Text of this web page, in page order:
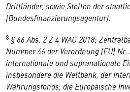
Drittländer, sowie Stellen der
(Bundesfinanzierungsagentur).
8 § 66 Abs. 2 Z 4 WAG 2018;
Nummer 46 der Verordnung (EU) Nr.
internationale und supranationale
insbesondere die Weltbank, der
Währungsfonds, die Europäische